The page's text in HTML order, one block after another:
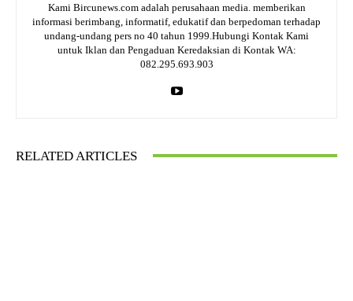
Kami Bircunews.com adalah perusahaan media. memberikan
informasi berimbang, informatif, edukatif dan berpedoman terhadap
undang-undang pers no 40 tahun 1999.Hubungi Kontak Kami
untuk Iklan dan Pengaduan Keredaksian di Kontak WA:
082.295.693.903
RELATED ARTICLES